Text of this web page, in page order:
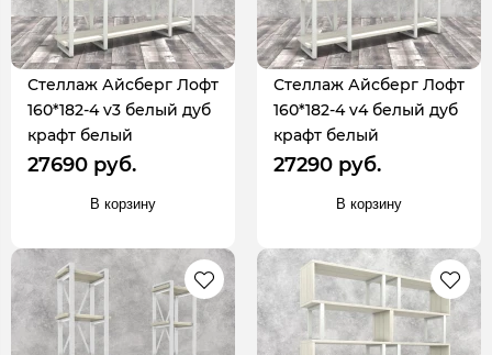
Стеллаж Айсберг Лофт
160*182-4 v3 белый дуб
крафт белый
27690 руб.
В корзину
Стеллаж Айсберг Лофт
160*182-4 v4 белый дуб
крафт белый
27290 руб.
В корзину